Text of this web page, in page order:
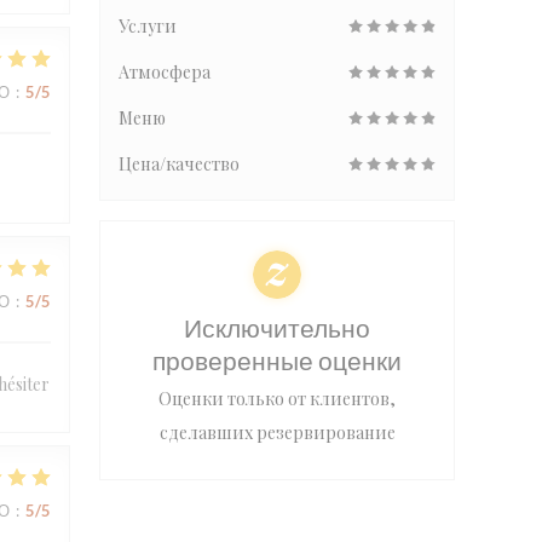
: 5/5
: 5/5
: 5/5
Услуги
Атмосфера
Меню
Цена/качество
Исключительно
проверенные оценки
Оценки только от клиентов,
сделавших резервирование